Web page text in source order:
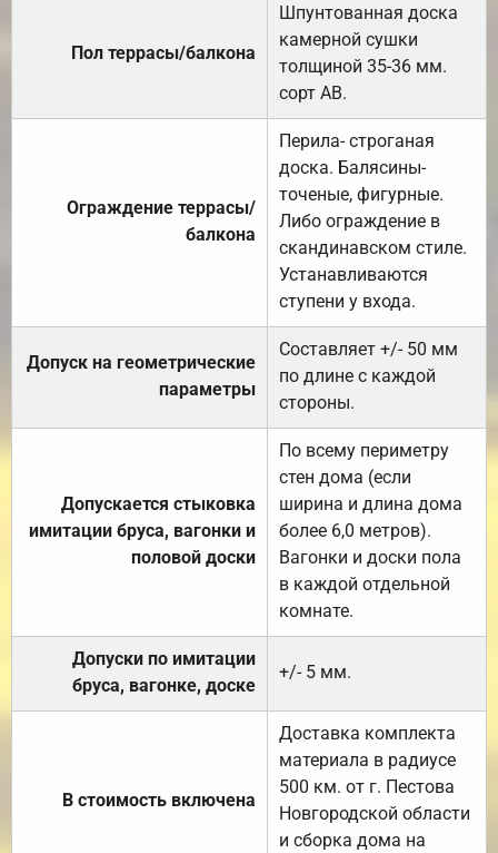
Пол террасы/балкона
Шпунтованная доска
камерной сушки
толщиной 35-36 мм.
сорт АВ.
Ограждение террасы/
балкона
Перила- строганая
доска. Балясины-
точеные, фигурные.
Либо ограждение в
скандинавском стиле.
Устанавливаются
ступени у входа.
Допуск на геометрические
параметры
Составляет +/- 50 мм
по длине с каждой
стороны.
Допускается стыковка
имитации бруса, вагонки и
половой доски
По всему периметру
стен дома (если
ширина и длина дома
более 6,0 метров).
Вагонки и доски пола
в каждой отдельной
комнате.
Допуски по имитации
бруса, вагонке, доске
+/- 5 мм.
В стоимость включена
Доставка комплекта
материала в радиусе
500 км. от г. Пестова
Новгородской области
и сборка дома на